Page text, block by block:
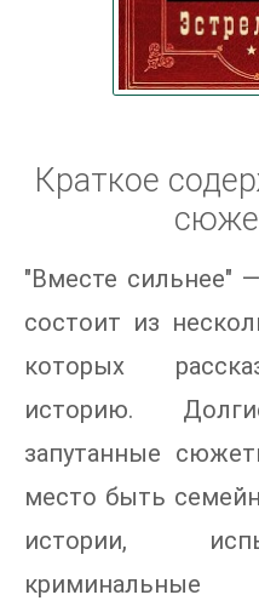
Краткое
"Вместе сильнее"
состоит из
которых
историю.
запутанные
место быть
истории,
криминальные